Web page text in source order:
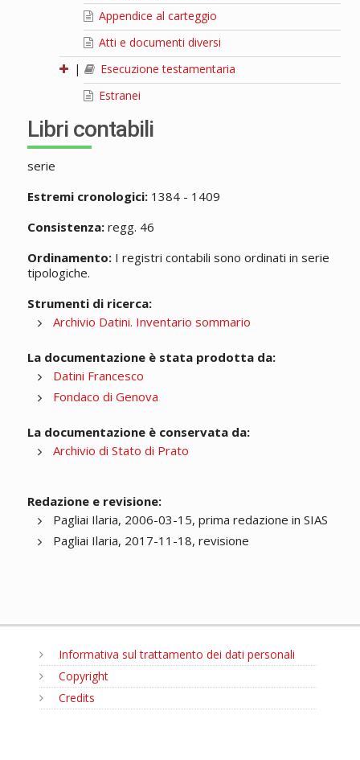
Appendice al carteggio
Atti e documenti diversi
|
Esecuzione testamentaria
Estranei
Libri contabili
serie
Estremi cronologici:1384 - 1409
Consistenza:regg. 46
Ordinamento:I registri contabili sono ordinati in serie
tipologiche.
Strumenti di ricerca:
Archivio Datini. Inventario sommario
La documentazione è stata prodotta da:
Datini Francesco
Fondaco di Genova
La documentazione è conservata da:
Archivio di Stato di Prato
Redazione e revisione:
Pagliai Ilaria, 2006-03-15, prima redazione in SIAS
Pagliai Ilaria, 2017-11-18, revisione
Informativa sul trattamento dei dati personali
Copyright
Credits